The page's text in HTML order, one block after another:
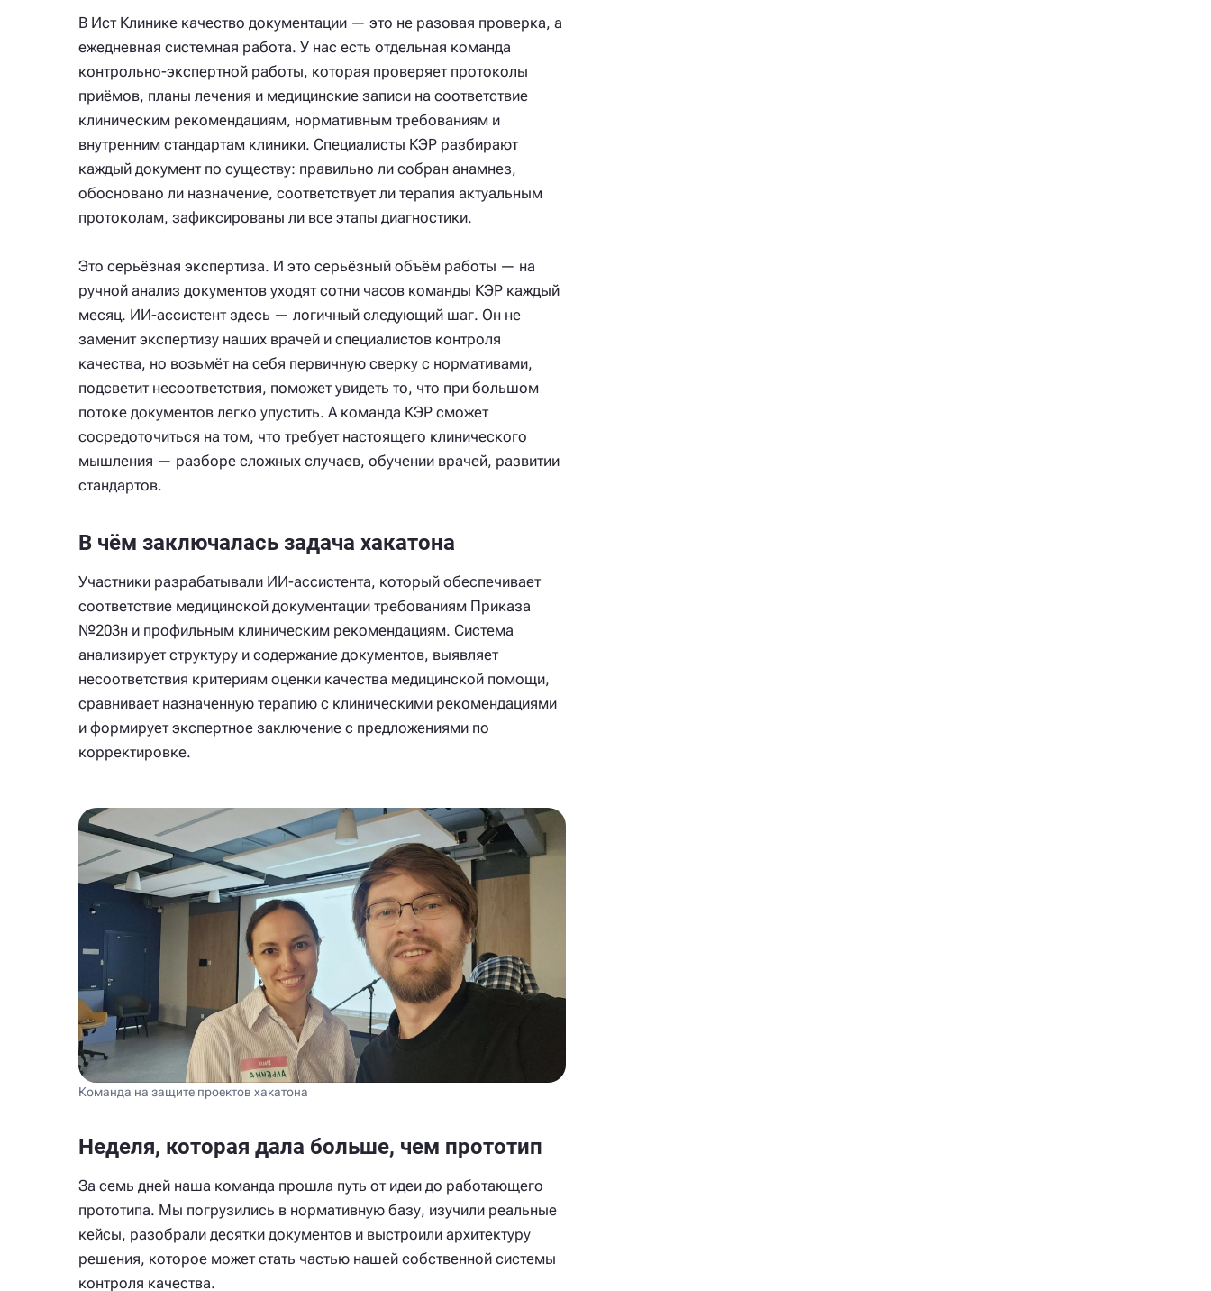
В Ист Клинике качество документации — это не разовая проверка, а
ежедневная системная работа. У нас есть отдельная команда
контрольно-экспертной работы, которая проверяет протоколы
приёмов, планы лечения и медицинские записи на соответствие
клиническим рекомендациям, нормативным требованиям и
внутренним стандартам клиники. Специалисты КЭР разбирают
каждый документ по существу: правильно ли собран анамнез,
обосновано ли назначение, соответствует ли терапия актуальным
протоколам, зафиксированы ли все этапы диагностики.
Это серьёзная экспертиза. И это серьёзный объём работы — на
ручной анализ документов уходят сотни часов команды КЭР каждый
месяц. ИИ-ассистент здесь — логичный следующий шаг. Он не
заменит экспертизу наших врачей и специалистов контроля
качества, но возьмёт на себя первичную сверку с нормативами,
подсветит несоответствия, поможет увидеть то, что при большом
потоке документов легко упустить. А команда КЭР сможет
сосредоточиться на том, что требует настоящего клинического
мышления — разборе сложных случаев, обучении врачей, развитии
стандартов.
В чём заключалась задача хакатона
Участники разрабатывали ИИ-ассистента, который обеспечивает
соответствие медицинской документации требованиям Приказа
№203н и профильным клиническим рекомендациям. Система
анализирует структуру и содержание документов, выявляет
несоответствия критериям оценки качества медицинской помощи,
сравнивает назначенную терапию с клиническими рекомендациями
и формирует экспертное заключение с предложениями по
корректировке.
Команда на защите проектов хакатона
Неделя, которая дала больше, чем прототип
За семь дней наша команда прошла путь от идеи до работающего
прототипа. Мы погрузились в нормативную базу, изучили реальные
кейсы, разобрали десятки документов и выстроили архитектуру
решения, которое может стать частью нашей собственной системы
контроля качества.